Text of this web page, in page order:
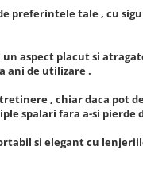
preferintele tale , cu
aspect placut si
ani de utilizare .
, chiar daca pot
spalari fara a-si pierde
si elegant cu